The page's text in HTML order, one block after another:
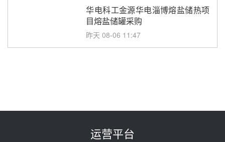
华电科工金源华电淄博熔盐储热项
目熔盐储罐采购
昨天 08-06 11:47
光热示范电站二列蒸汽发生器设备
运营平台